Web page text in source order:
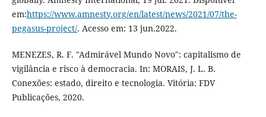
em:https://www.amnesty.org/en/latest/news/2021/07/the-
pegasus-project/. Acesso em: 13 jun.2022.
MENEZES, R. F. "Admirável Mundo Novo": capitalismo de
vigilância e risco à democracia. In: MORAIS, J. L. B.
Conexões: estado, direito e tecnologia. Vitória: FDV
Publicações, 2020.